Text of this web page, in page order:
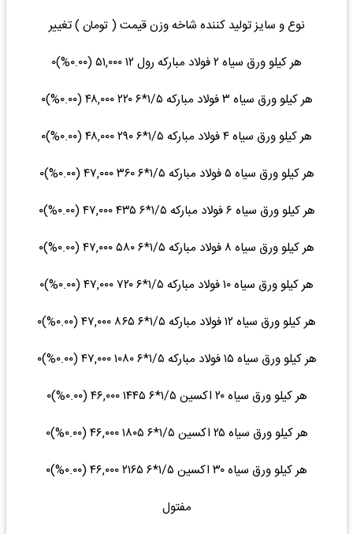
نوع و سایز تولید کننده شاخه وزن قیمت ( تومان ) تغییر
هر کیلو ورق سیاه ۲ فولاد مبارکه رول ۱۲ ۵۱,۰۰۰ (۰.۰۰%)۰
هر کیلو ورق سیاه ۳ فولاد مبارکه ۱/۵*۶ ۲۲۰ ۴۸,۰۰۰ (۰.۰۰%)۰
هر کیلو ورق سیاه ۴ فولاد مبارکه ۱/۵*۶ ۲۹۰ ۴۸,۰۰۰ (۰.۰۰%)۰
هر کیلو ورق سیاه ۵ فولاد مبارکه ۱/۵*۶ ۳۶۰ ۴۷,۰۰۰ (۰.۰۰%)۰
هر کیلو ورق سیاه ۶ فولاد مبارکه ۱/۵*۶ ۴۳۵ ۴۷,۰۰۰ (۰.۰۰%)۰
هر کیلو ورق سیاه ۸ فولاد مبارکه ۱/۵*۶ ۵۸۰ ۴۷,۰۰۰ (۰.۰۰%)۰
هر کیلو ورق سیاه ۱۰ فولاد مبارکه ۱/۵*۶ ۷۲۰ ۴۷,۰۰۰ (۰.۰۰%)۰
هر کیلو ورق سیاه ۱۲ فولاد مبارکه ۱/۵*۶ ۸۶۵ ۴۷,۰۰۰ (۰.۰۰%)۰
هر کیلو ورق سیاه ۱۵ فولاد مبارکه ۱/۵*۶ ۱۰۸۰ ۴۷,۰۰۰ (۰.۰۰%)۰
هر کیلو ورق سیاه ۲۰ اکسین ۱/۵*۶ ۱۴۴۵ ۴۶,۰۰۰ (۰.۰۰%)۰
هر کیلو ورق سیاه ۲۵ اکسین ۱/۵*۶ ۱۸۰۵ ۴۶,۰۰۰ (۰.۰۰%)۰
هر کیلو ورق سیاه ۳۰ اکسین ۱/۵*۶ ۲۱۶۵ ۴۶,۰۰۰ (۰.۰۰%)۰
مفتول